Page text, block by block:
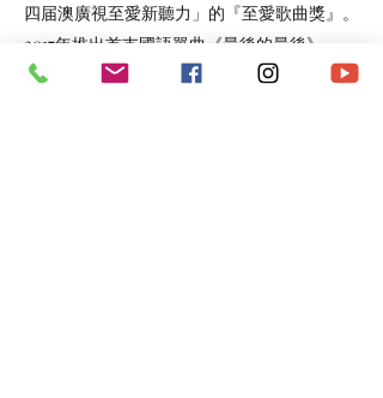
四届澳廣視至愛新聽力」的『至愛歌曲獎』。
2017年推出首支國語單曲《最後的最後》。